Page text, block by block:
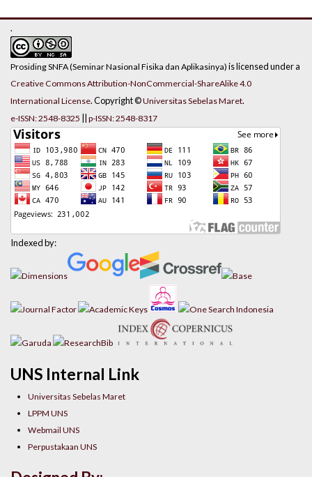
UNS Internal Link
Universitas Sebelas Maret
LPPM UNS
Webmail UNS
Perpustakaan UNS
.
Prosiding SNFA (Seminar Nasional Fisika dan Aplikasinya) is licensed under a
Creative Commons Attribution-NonCommercial-ShareAlike 4.0
International License. Copyright ©Universitas Sebelas Maret.
e-ISSN: 2548-8325 p-ISSN: 2548-8317
Indexed by: